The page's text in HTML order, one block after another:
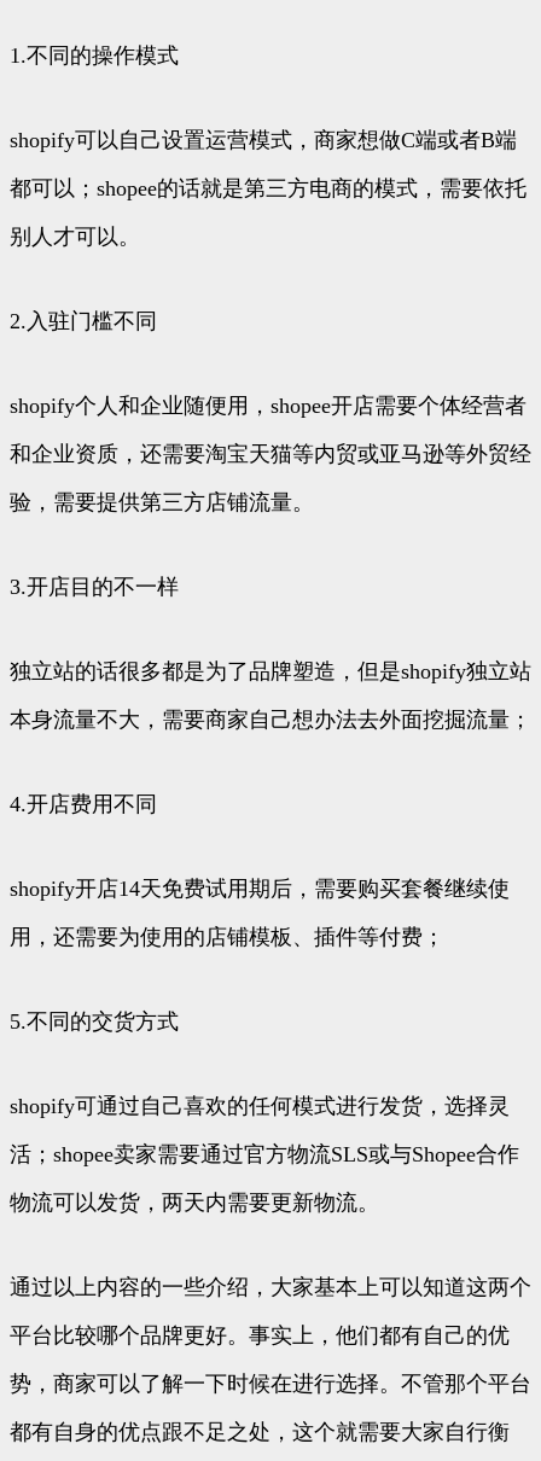
1.不同的操作模式
shopify可以自己设置运营模式，商家想做C端或者B端
都可以；shopee的话就是第三方电商的模式，需要依托
别人才可以。
2.入驻门槛不同
shopify个人和企业随便用，shopee开店需要个体经营者
和企业资质，还需要淘宝天猫等内贸或亚马逊等外贸经
验，需要提供第三方店铺流量。
3.开店目的不一样
独立站的话很多都是为了品牌塑造，但是shopify独立站
本身流量不大，需要商家自己想办法去外面挖掘流量；
4.开店费用不同
shopify开店14天免费试用期后，需要购买套餐继续使
用，还需要为使用的店铺模板、插件等付费；
5.不同的交货方式
shopify可通过自己喜欢的任何模式进行发货，选择灵
活；shopee卖家需要通过官方物流SLS或与Shopee合作
物流可以发货，两天内需要更新物流。
通过以上内容的一些介绍，大家基本上可以知道这两个
平台比较哪个品牌更好。事实上，他们都有自己的优
势，商家可以了解一下时候在进行选择。不管那个平台
都有自身的优点跟不足之处，这个就需要大家自行衡